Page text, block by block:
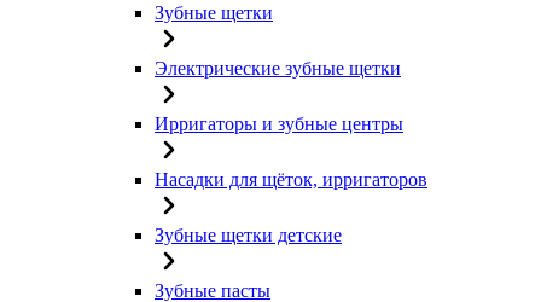
Зубные щетки
Электрические зубные щетки
Ирригаторы и зубные центры
Насадки для щёток, ирригаторов
Зубные щетки детские
Зубные пасты